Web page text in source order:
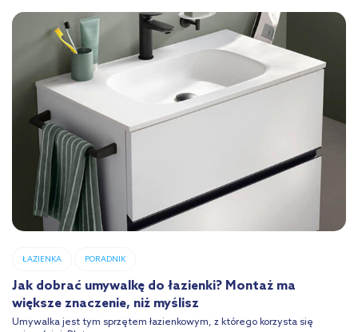
ŁAZIENKA PORADNIK
Jak dobrać umywalkę do łazienki? Montaż ma
większe znaczenie, niż myślisz
Umywalka jest tym sprzętem łazienkowym, z którego korzysta się